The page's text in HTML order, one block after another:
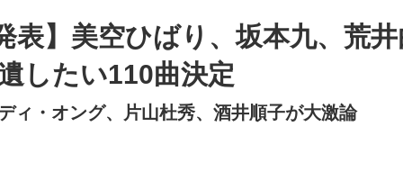
表】美空ひばり、坂本九、荒
したい110曲決定
ィ・オング、片山杜秀、酒井順子が大激論